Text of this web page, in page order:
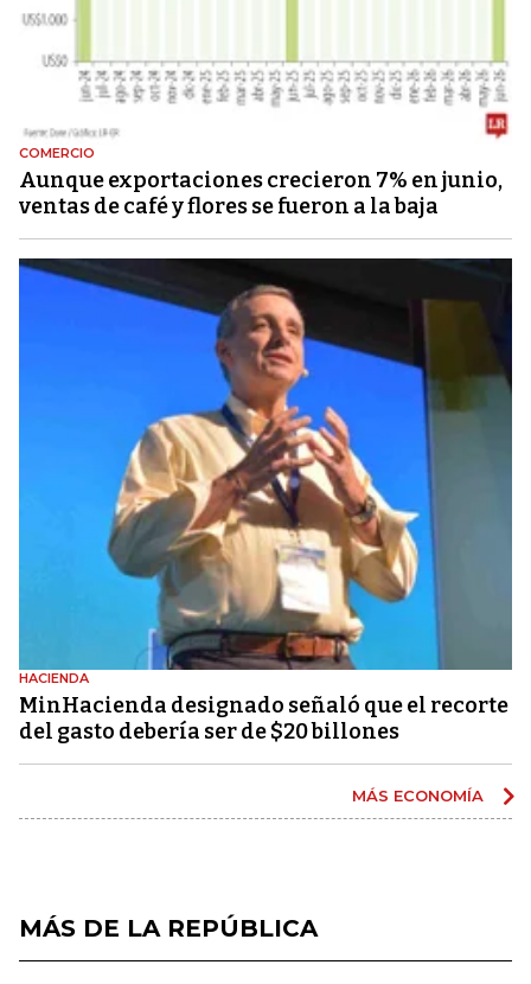
COMERCIO
Aunque exportaciones crecieron 7% en junio,
ventas de café y flores se fueron a la baja
HACIENDA
MinHacienda designado señaló que el recorte
del gasto debería ser de $20 billones
MÁS ECONOMÍA
MÁS DE LA REPÚBLICA